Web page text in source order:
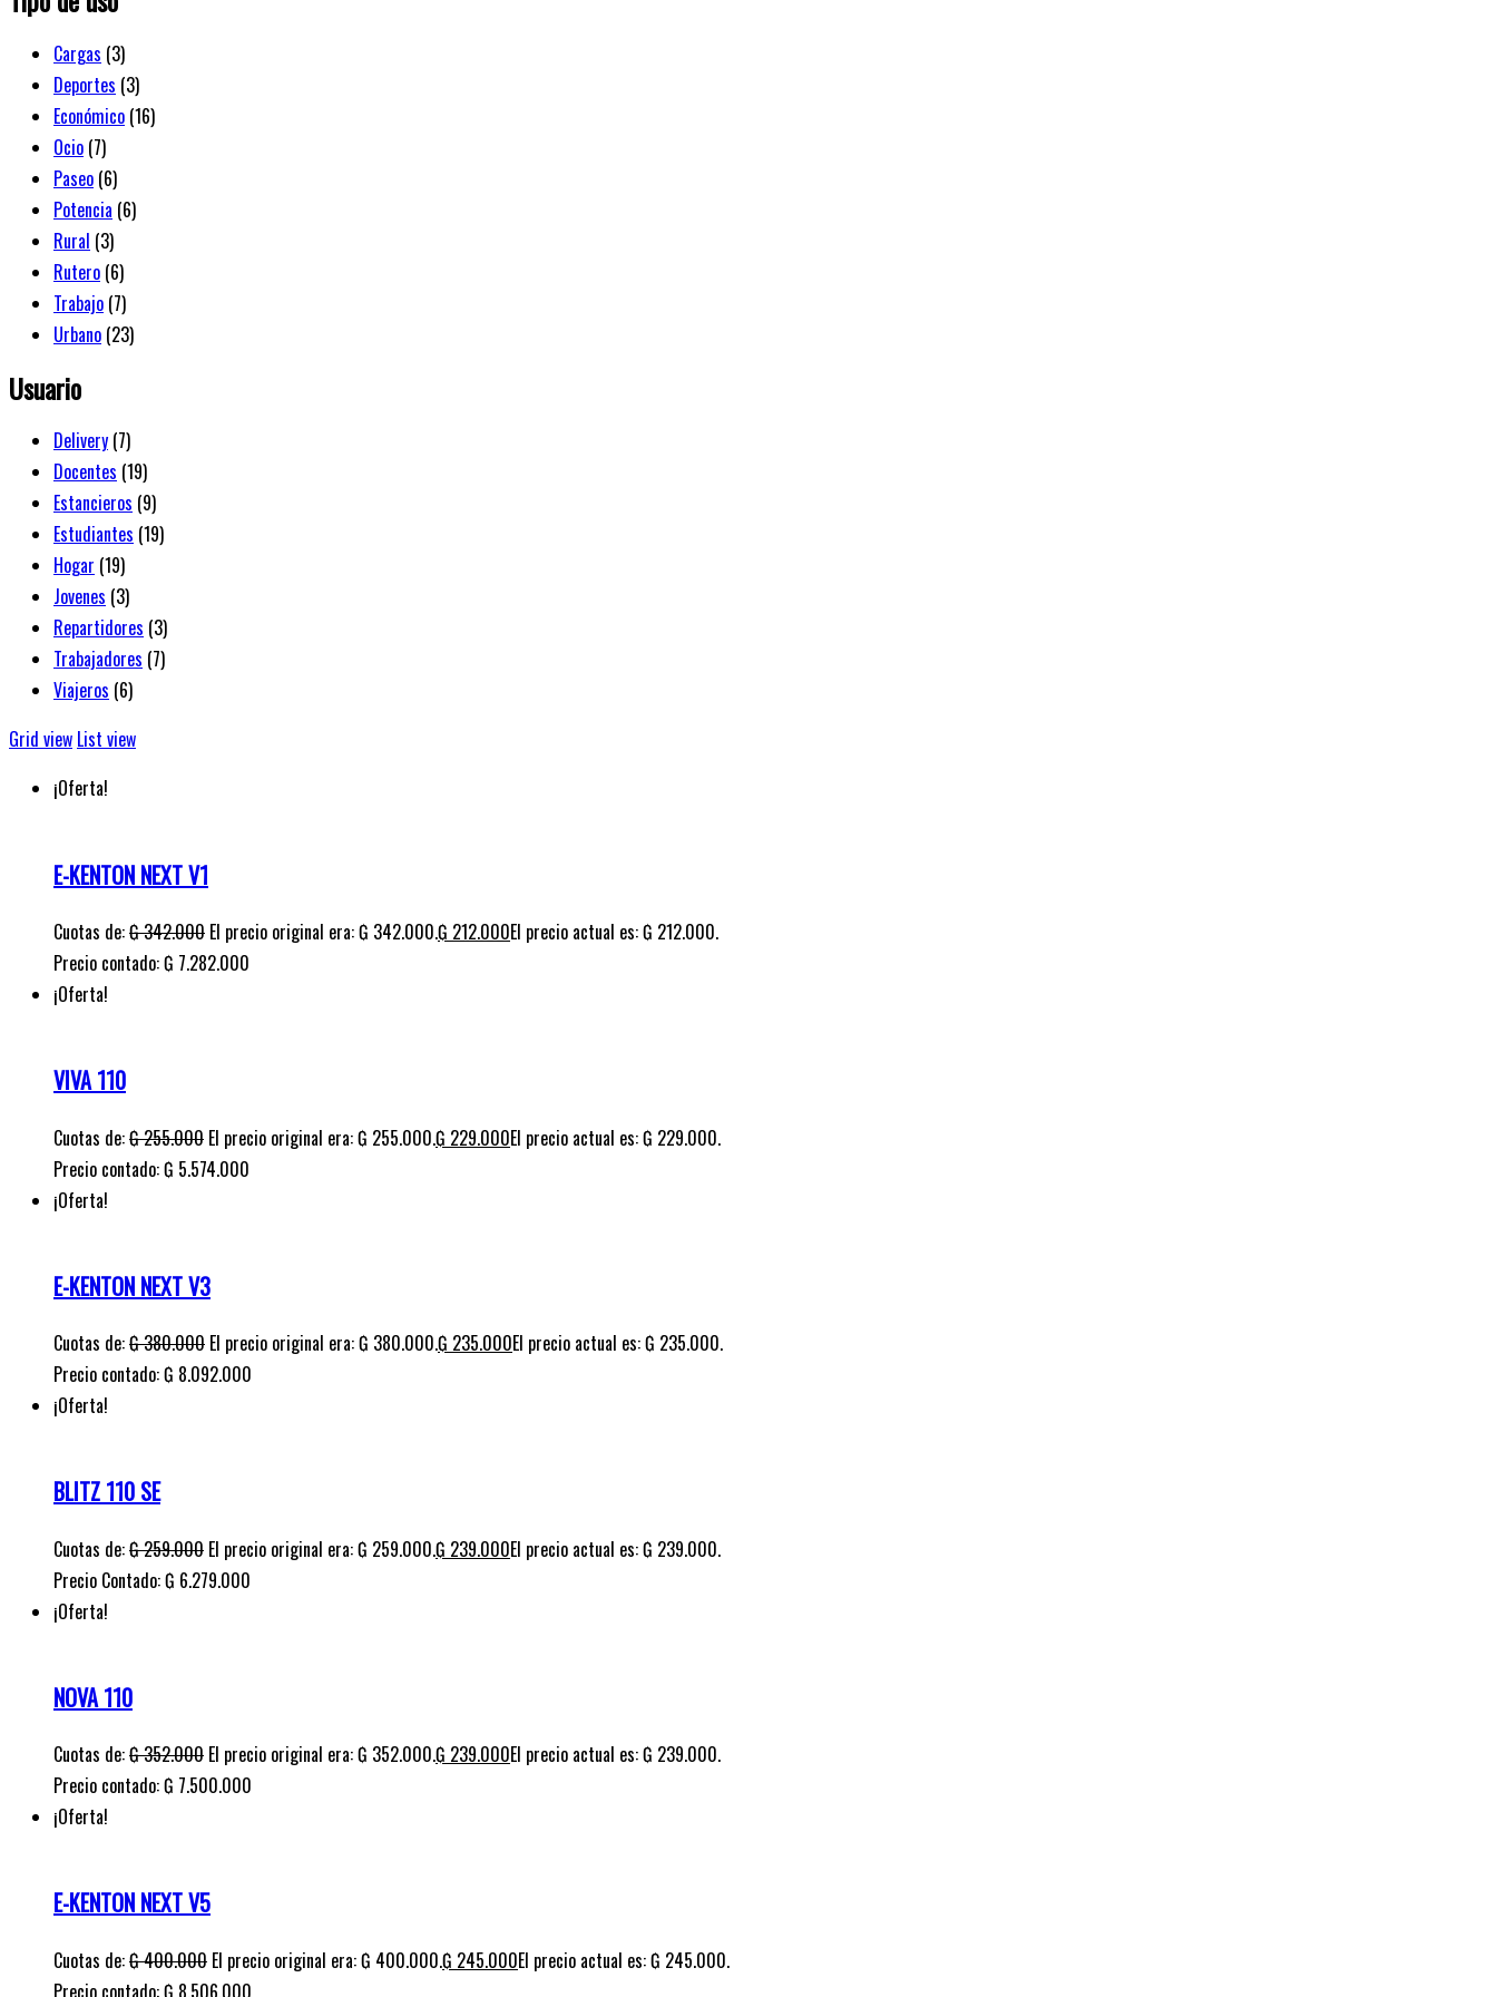
Cargas (3)
Deportes (3)
Económico (16)
Ocio (7)
Paseo (6)
Potencia (6)
Rural (3)
Rutero (6)
Trabajo (7)
Urbano (23)
Usuario
Delivery (7)
Docentes (19)
Estancieros (9)
Estudiantes (19)
Hogar (19)
Jovenes (3)
Repartidores (3)
Trabajadores (7)
Viajeros (6)
Grid view List view
¡Oferta!
E-KENTON NEXT V1
Cuotas de:₲342.000 El precio original era: ₲ 342.000.₲ 212.000El precio actual es: ₲ 212.000.
Precio contado: ₲ 7.282.000
¡Oferta!
VIVA 110
Cuotas de:₲255.000 El precio original era: ₲ 255.000.₲ 229.000El precio actual es: ₲ 229.000.
Precio contado: ₲ 5.574.000
¡Oferta!
E-KENTON NEXT V3
Cuotas de:₲380.000 El precio original era: ₲ 380.000.₲ 235.000El precio actual es: ₲ 235.000.
Precio contado: ₲ 8.092.000
¡Oferta!
BLITZ 110 SE
Cuotas de:₲259.000 El precio original era: ₲ 259.000.₲ 239.000El precio actual es: ₲ 239.000.
Precio Contado: ₲ 6.279.000
¡Oferta!
NOVA 110
Cuotas de:₲352.000 El precio original era: ₲ 352.000.₲ 239.000El precio actual es: ₲ 239.000.
Precio contado: ₲ 7.500.000
¡Oferta!
E-KENTON NEXT V5
Cuotas de:₲400.000 El precio original era: ₲ 400.000.₲ 245.000El precio actual es: ₲ 245.000.
Precio contado: ₲ 8.506.000